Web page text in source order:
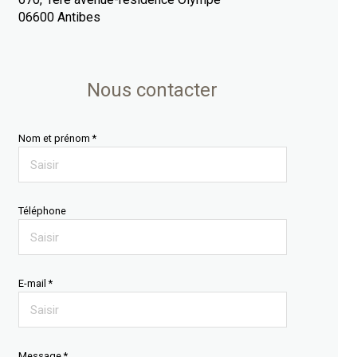
06600 Antibes
Nous contacter
Nom et prénom *
Téléphone
E-mail *